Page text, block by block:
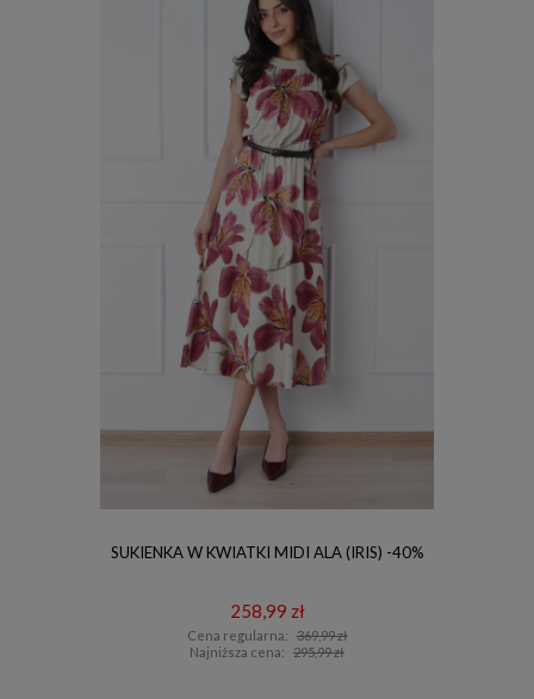
SUKIENKA W KWIATKI MIDI ALA (IRIS) -40%
258,99 zł
Cena regularna: 369,99 zł
Najniższa cena:
295,99 zł